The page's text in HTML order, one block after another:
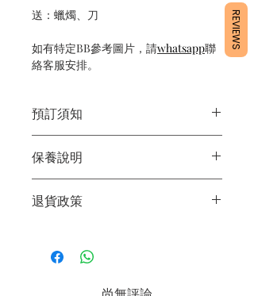
送：蠟燭、刀
如有特定BB參考圖片，請whatsapp聯
絡客服安排。
預訂須知
定日期取貨請提早10-14天前落單
2/ 下單後24小時內會有專人電郵確認訂
單
3/ 取貨時需要出示確認訊息 或 訂單編
店】。
保養說明
度。
退貨政策
作，不設退換。
REVIEWS